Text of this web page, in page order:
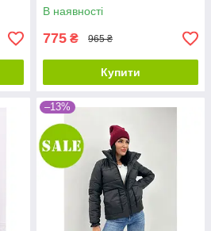
В наявності
775 ₴ 965 ₴
Купити
–13%